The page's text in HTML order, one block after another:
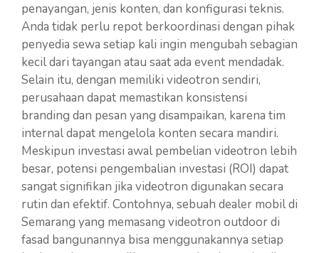
penayangan, jenis konten, dan konfigurasi teknis.
Anda tidak perlu repot berkoordinasi dengan pihak
penyedia sewa setiap kali ingin mengubah sebagian
kecil dari tayangan atau saat ada event mendadak.
Selain itu, dengan memiliki videotron sendiri,
perusahaan dapat memastikan konsistensi
branding dan pesan yang disampaikan, karena tim
internal dapat mengelola konten secara mandiri.
Meskipun investasi awal pembelian videotron lebih
besar, potensi pengembalian investasi (ROI) dapat
sangat signifikan jika videotron digunakan secara
rutin dan efektif. Contohnya, sebuah dealer mobil di
Semarang yang memasang videotron outdoor di
fasad bangunannya bisa menggunakannya setiap